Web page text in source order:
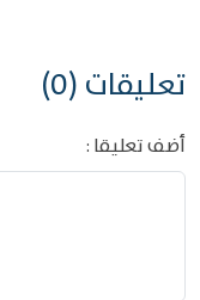
تعليقات (0)
أضف تعليقا :